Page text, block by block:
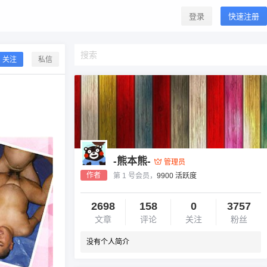
登录 快速注册
关注 私信
作者
-熊本熊-
管理员
第 1 号会员， 9900 活跃度
2698
文章
158
评论
0
关注
3757
粉丝
没有个人简介